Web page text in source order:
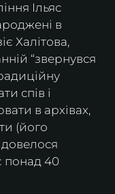
Ільяс
в
Халітова,
“звернувся
спів і
в архівах,
(його
довелося
понад 40